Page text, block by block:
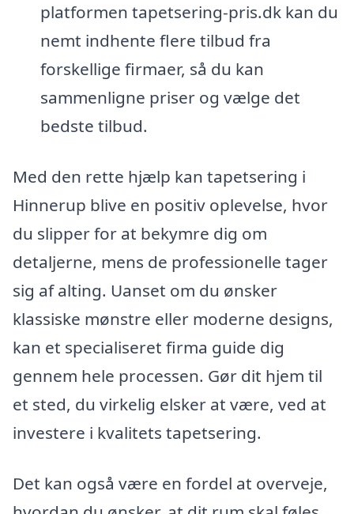
platformen tapetsering-pris.dk kan du
nemt indhente flere tilbud fra
forskellige firmaer, så du kan
sammenligne priser og vælge det
bedste tilbud.
Med den rette hjælp kan tapetsering i
Hinnerup blive en positiv oplevelse, hvor
du slipper for at bekymre dig om
detaljerne, mens de professionelle tager
sig af alting. Uanset om du ønsker
klassiske mønstre eller moderne designs,
kan et specialiseret firma guide dig
gennem hele processen. Gør dit hjem til
et sted, du virkelig elsker at være, ved at
investere i kvalitets tapetsering.
Det kan også være en fordel at overveje,